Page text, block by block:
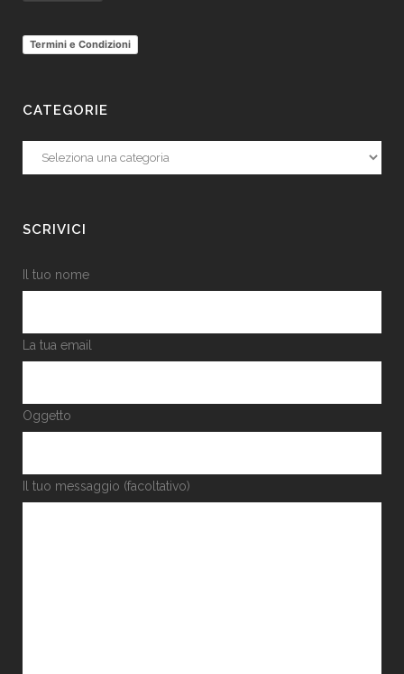
Termini e Condizioni
CATEGORIE
Categorie
SCRIVICI
Il tuo nome
La tua email
Oggetto
Il tuo messaggio (facoltativo)